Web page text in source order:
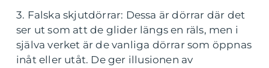
3. Falska skjutdörrar: Dessa är dörrar där det
ser ut som att de glider längs en räls, men i
själva verket är de vanliga dörrar som öppnas
inåt eller utåt. De ger illusionen av